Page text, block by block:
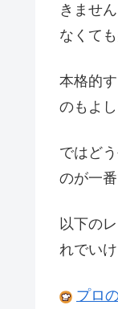
きませ
なくて
本格的
のもよ
ではど
のが一番
以下の
れでい
プロ